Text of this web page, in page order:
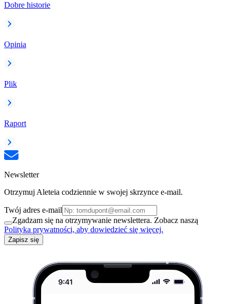
Dobre historie
Opinia
Plik
Raport
Newsletter
Otrzymuj Aleteia codziennie w swojej skrzynce e-mail.
Twój adres e-mail
Zgadzam się na otrzymywanie newslettera. Zobacz naszą
Polityka prywatności, aby dowiedzieć się więcej.
Zapisz się